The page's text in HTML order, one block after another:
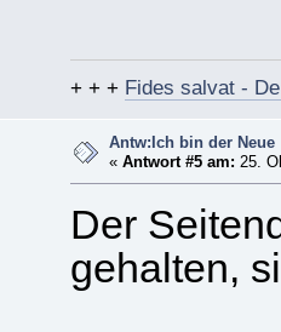
+ + + Fides salvat -
Antw:Ich bin der Neue
«Antwort #5 am: 25.
Der
gehalten,